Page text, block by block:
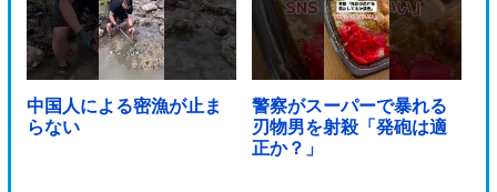
中国人による密漁が止ま
らない
警察がスーパーで暴れる
刃物男を射殺「発砲は適
正か？」